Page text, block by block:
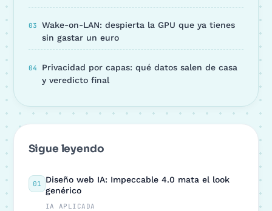
Wake-on-LAN: despierta la GPU que ya tienes
sin gastar un euro
Privacidad por capas: qué datos salen de casa
y veredicto final
Sigue leyendo
01
Diseño web IA: Impeccable 4.0 mata el look
genérico
IA APLICADA